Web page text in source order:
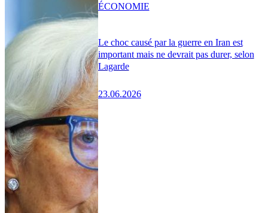
Le choc causé par la guerre en Iran est
important mais ne devrait pas durer, selon
Lagarde
23.06.2026
ÉCONOMIE